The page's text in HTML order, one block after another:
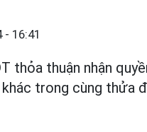
16:41
thỏa thuận nhận
trong cùng thửa